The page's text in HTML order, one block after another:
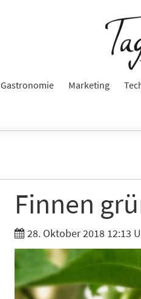
Gastronomie Marketing
Finnen
28. Oktober 2018 12:13
Ich möchte folgende
Tageskarte-
Ich habe die
Anmelden